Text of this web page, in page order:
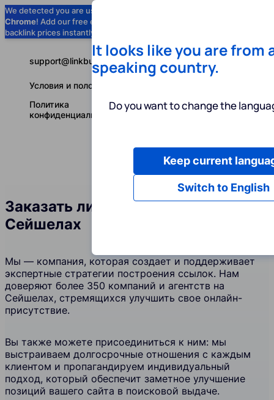
We detected you are using
Chrome! Add our free extension to check
backlink prices instantly as you browse.
Услуги
Русский
support@linkbuilder.com
Условия и положения
Политика
конфиденциальности
Заказать линкбилдинг на
Сейшелах
Мы — компания, которая создает и поддерживает
экспертные стратегии построения ссылок. Нам
доверяют более 350 компаний и агентств на
Сейшелах, стремящихся улучшить свое онлайн-
присутствие.
Вы также можете присоединиться к ним: мы
выстраиваем долгосрочные отношения с каждым
клиентом и пропагандируем индивидуальный
подход, который обеспечит заметное улучшение
позиций вашего сайта в поисковой выдаче.
It looks like you are from
speaking country.
Do you want to change the
Switch to English
Keep current